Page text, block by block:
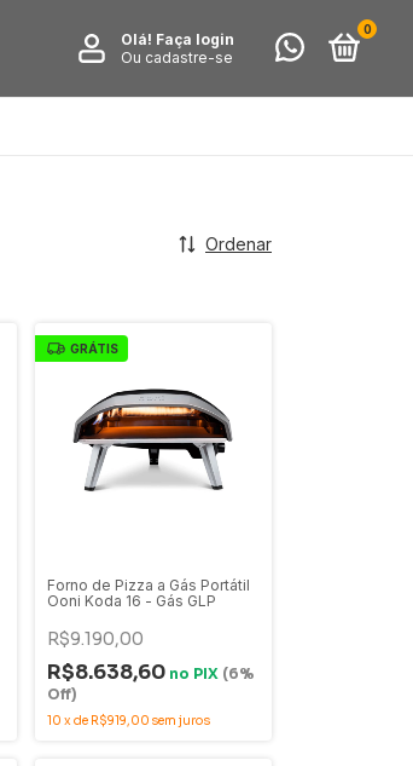
Olá! Faça login
Ou cadastre-se
0
Ordenar
GRÁTIS
Forno de Pizza a Gás Portátil
Ooni Koda 16 - Gás GLP
R$9.190,00
R$8.638,60 no PIX (6%
Off)
10 xde R$919,00 sem juros